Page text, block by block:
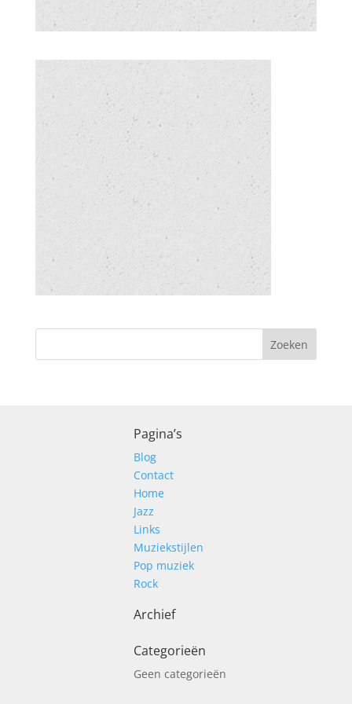
Pagina’s
Blog
Contact
Home
Jazz
Links
Muziekstijlen
Pop muziek
Rock
Archief
Categorieën
Geen categorieën